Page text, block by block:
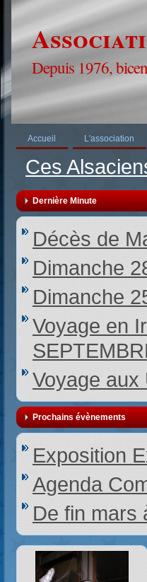
Depuis 1976,
Accueil L'association
Ces
Dernière Minute
Décès de
Dimanche
Dimanche
Voyage en
Voyage aux
Prochains évènements
Exposition
Agenda
De fin mars